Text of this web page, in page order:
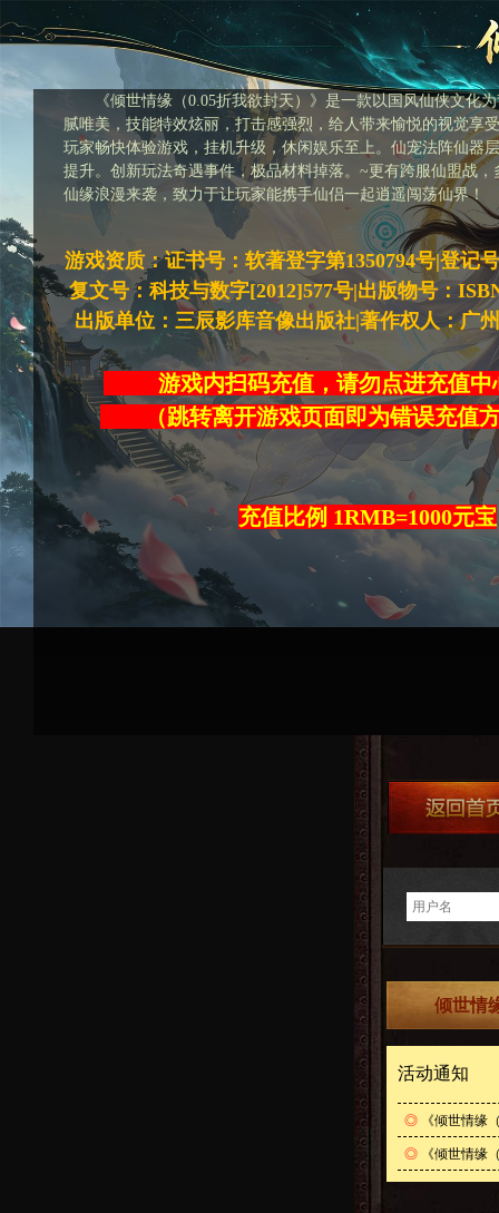
《倾世情缘（0.05折我欲封天）》是一款以国风仙侠文化
腻唯美，技能特效炫丽，打击感强烈，给人带来愉悦的视觉享
玩家畅快体验游戏，挂机升级，休闲娱乐至上。仙宠法阵仙器
提升。创新玩法奇遇事件，极品材料掉落。~更有跨服仙盟战
仙缘浪漫来袭，致力于让玩家能携手仙侣一起逍遥闯荡仙界！
游戏资质：证书号：软著登字第1350794号|登记
复文号：科技与数字[2012]577号|出版物号：
出版单位：三辰影库音像出版社|著作权人：广
游戏内扫码充值，请勿点进充
（跳转离开游戏页面即为错误
充值比例 1RMB=1000元宝
倾世情
活动通知
◎ 《倾世情缘
◎ 《倾世情缘